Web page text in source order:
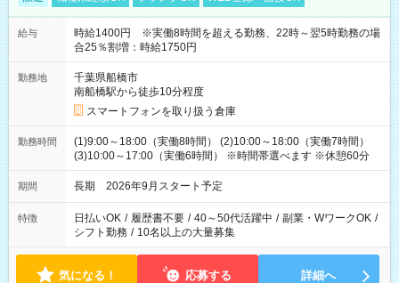
給与
時給1400円 ※実働8時間を超える勤務、22時～翌5時勤務の場
合25％割増：時給1750円
勤務地
千葉県船橋市
南船橋駅から徒歩10分程度
スマートフォンを取り扱う倉庫
勤務時間
(1)9:00～18:00（実働8時間） (2)10:00～18:00（実働7時間）
(3)10:00～17:00（実働6時間） ※時間帯選べます ※休憩60分
期間 長期 2026年9月スタート予定
特徴 日払いOK / 履歴書不要 / 40～50代活躍中 / 副業・WワークOK /
シフト勤務 / 10名以上の大量募集
気になる！ 応募する 詳細へ